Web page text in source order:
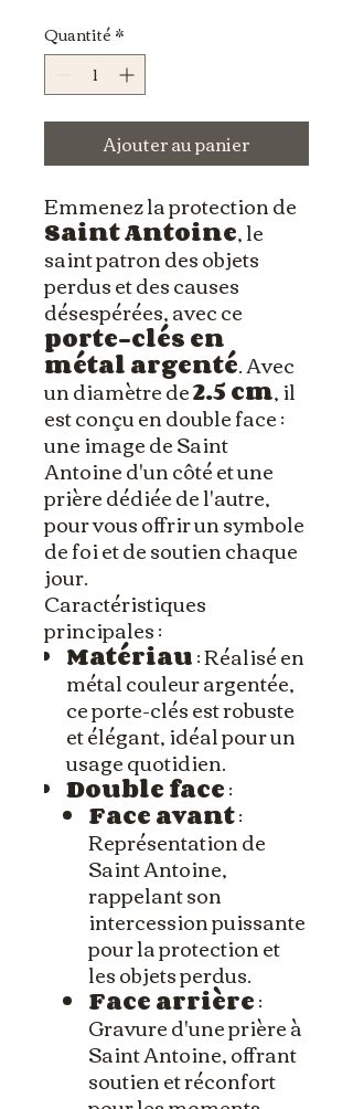
Quantité*
Ajouter au panier
Emmenez la protection de
Saint Antoine, le
saint patron des objets
perdus et des causes
désespérées, avec ce
porte-clés en
métal argenté. Avec
un diamètre de2.5 cm, il
est conçu en double face :
une image de Saint
Antoine d'un côté et une
prière dédiée de l'autre,
pour vous offrir un symbole
de foi et de soutien chaque
jour.
Caractéristiques
principales :
Matériau: Réalisé en
métal couleur argentée,
ce porte-clés est robuste
et élégant, idéal pour un
usage quotidien.
Double face:
Face avant:
Représentation de
Saint Antoine,
rappelant son
intercession puissante
pour la protection et
les objets perdus.
Face arrière:
Gravure d'une prière à
Saint Antoine, offrant
soutien et réconfort